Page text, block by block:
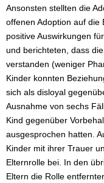
Ansonsten stellten die
offenen Adoption auf die
positive Auswirkungen
und berichteten, dass
verstanden (weniger
Kinder konnten
sich als disloyal
Ausnahme von sechs
Kind gegenüber
ausgesprochen hatten.
Kinder mit ihrer Trauer
Elternrolle bei. In den
Eltern die Rolle